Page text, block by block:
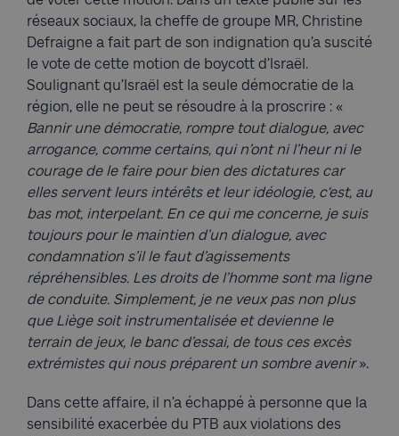
réseaux sociaux, la cheffe de groupe MR, Christine
Defraigne a fait part de son indignation qu’a suscité
le vote de cette motion de boycott d’Israël.
Soulignant qu’Israël est la seule démocratie de la
région, elle ne peut se résoudre à la proscrire : «
Bannir une démocratie, rompre tout dialogue, avec
arrogance, comme certains, qui n’ont ni l’heur ni le
courage de le faire pour bien des dictatures car
elles servent leurs intérêts et leur idéologie, c‘est, au
bas mot, interpelant. En ce qui me concerne, je suis
toujours pour le maintien d’un dialogue, avec
condamnation s’il le faut d’agissements
répréhensibles. Les droits de l’homme sont ma ligne
de conduite. Simplement, je ne veux pas non plus
que Liège soit instrumentalisée et devienne le
terrain de jeux, le banc d’essai, de tous ces excès
extrémistes qui nous préparent un sombre avenir».
Dans cette affaire, il n’a échappé à personne que la
sensibilité exacerbée du PTB aux violations des